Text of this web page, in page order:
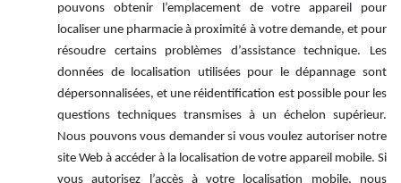
pouvons obtenir l’emplacement de votre appareil pour
localiser une pharmacie à proximité à votre demande, et pour
résoudre certains problèmes d’assistance technique. Les
données de localisation utilisées pour le dépannage sont
dépersonnalisées, et une réidentification est possible pour les
questions techniques transmises à un échelon supérieur.
Nous pouvons vous demander si vous voulez autoriser notre
site Web à accéder à la localisation de votre appareil mobile. Si
vous autorisez l’accès à votre localisation mobile, nous